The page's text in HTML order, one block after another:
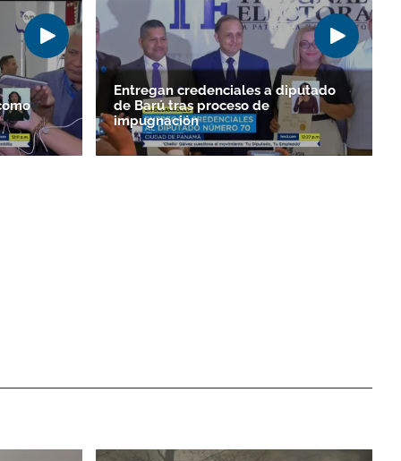
Entregan credenciales a diputado
de Barú tras proceso de
impugnación